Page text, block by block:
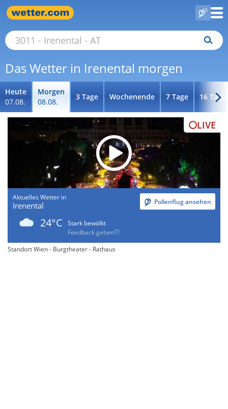
Das Wetter in Irenental morgen
Heute
07.08.
Morgen
08.08.
3 Tage Wochenende 7 Tage 16 Tage
LIVE
Aktuelles Wetter in
Irenental Pollenflug ansehen
24°C
Stark bewölkt
Feedback geben
Standort Wien - Burgtheater - Rathaus